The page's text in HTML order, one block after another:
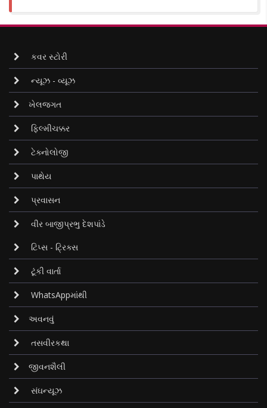
કવર સ્ટોરી
ન્યૂઝ - વ્યૂઝ
ખેલજગત
ફિલ્મીચક્કર
ટેક્નોલોજી
પાથેય
પ્રવાસન
વીર બાજીપ્રભુ દેશપાંડે
ટિપ્સ - ટ્રિક્સ
ટૂંકી વાર્તા
WhatsAppમાંથી
અવનવું
તસવીરકથા
જીવનશૈલી
સંઘન્યૂઝ